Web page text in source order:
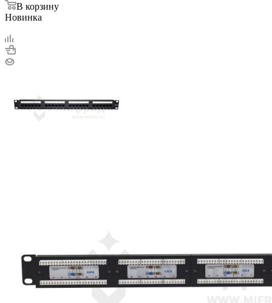
В корзину
Новинка